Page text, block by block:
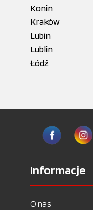
Konin
Kraków
Lubin
Lublin
Łódź
Informacje
O nas